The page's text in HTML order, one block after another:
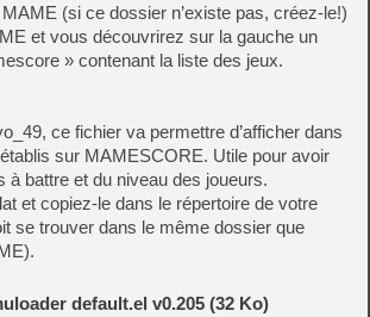
(si ce dossier n’existe pas, créez-le!)
et vous découvrirez sur la gauche un
» contenant la liste des jeux.
ce fichier va permettre d’afficher dans
sur MAMESCORE. Utile pour avoir
à battre et du niveau des joueurs.
et copiez-le dans le répertoire de votre
se trouver dans le même dossier que
default.el v0.205 (32 Ko)